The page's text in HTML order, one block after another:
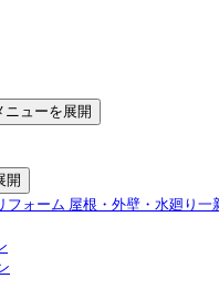
ニューを展開
開
フォーム 屋根・外壁・水廻り一